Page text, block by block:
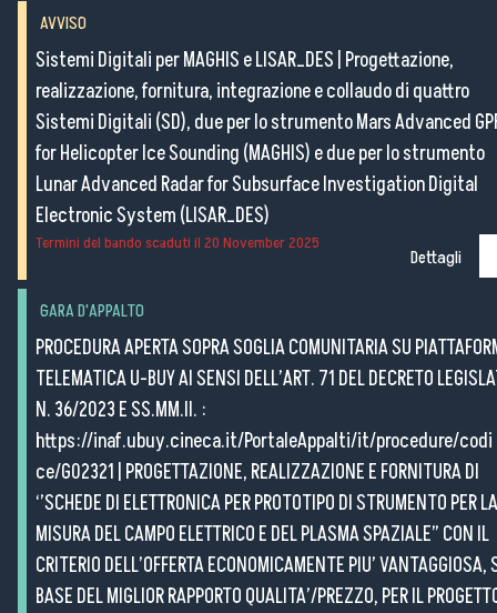
AVVISO
Sistemi Digitali per MAGHIS e LISAR_DES Progettazione,
realizzazione, fornitura, integrazione e collaudo di quattro
Sistemi Digitali (SD), due per lo strumento Mars Advanced
for Helicopter Ice Sounding (MAGHIS) e due per lo strumento
Lunar Advanced Radar for Subsurface Investigation Digital
Electronic System (LISAR_DES)
Termini del bando scaduti il 20 November 2025
Dettagli
GARA D'APPALTO
PROCEDURA APERTA SOPRA SOGLIA COMUNITARIA SU
TELEMATICA U-BUY AI SENSI DELL’ART. 71 DEL DECRETO
N. 36/2023 E SS.MM.II. :
https://inaf.ubuy.cineca.it/PortaleAppalti/it/procedure/codi
ce/G02321 PROGETTAZIONE, REALIZZAZIONE E FORNITURA DI
‘’SCHEDE DI ELETTRONICA PER PROTOTIPO DI STRUMENTO PER LA
MISURA DEL CAMPO ELETTRICO E DEL PLASMA SPAZIALE” CON IL
CRITERIO DELL’OFFERTA ECONOMICAMENTE PIU’ VANTAGGIOSA,
BASE DEL MIGLIOR RAPPORTO QUALITA’/PREZZO, PER IL